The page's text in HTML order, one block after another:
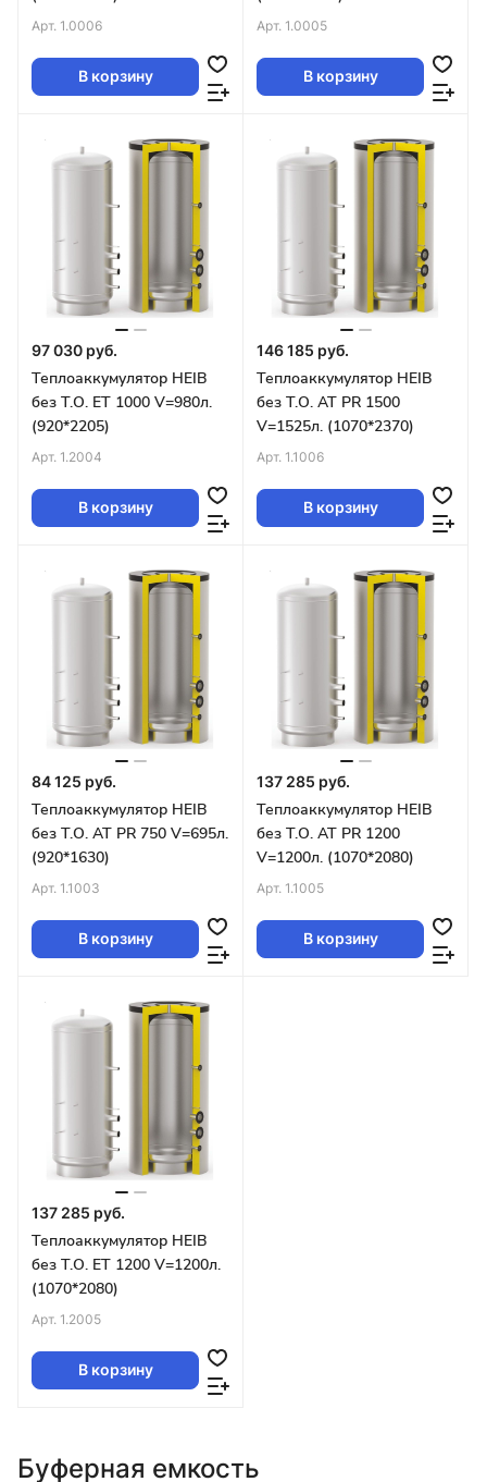
Арт. 1.0006
В корзину
Арт. 1.0005
В корзину
97 030 руб.
Теплоаккумулятор HEIB
без Т.О. ET 1000 V=980л.
(920*2205)
Арт. 1.2004
В корзину
146 185 руб.
Теплоаккумулятор HEIB
без Т.О. AT PR 1500
V=1525л. (1070*2370)
Арт. 1.1006
В корзину
84 125 руб.
Теплоаккумулятор HEIB
без Т.О. AT PR 750 V=695л.
(920*1630)
Арт. 1.1003
В корзину
137 285 руб.
Теплоаккумулятор HEIB
без Т.О. AT PR 1200
V=1200л. (1070*2080)
Арт. 1.1005
В корзину
137 285 руб.
Теплоаккумулятор HEIB
без Т.О. ET 1200 V=1200л.
(1070*2080)
Арт. 1.2005
В корзину
Буферная емкость